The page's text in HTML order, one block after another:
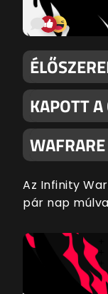
KAPOTT
Az Infinity
pár nap